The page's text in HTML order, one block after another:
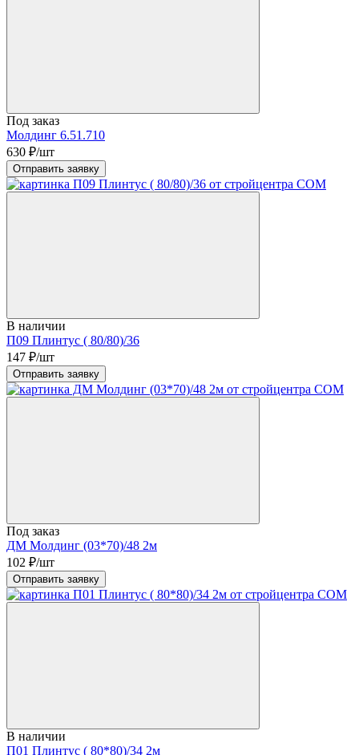
Под заказ
Молдинг 6.51.710
630 ₽/шт
Отправить заявку
В наличии
П09 Плинтус ( 80/80)/36
147 ₽/шт
Отправить заявку
Под заказ
ДМ Молдинг (03*70)/48 2м
102 ₽/шт
Отправить заявку
В наличии
П01 Плинтус ( 80*80)/34 2м